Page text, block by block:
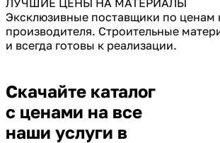
Эксклюзивные поставщики по ценам
производителя. Строительные
и всегда готовы к реализации.
Скачайте каталог
с ценами на все
наши услуги в